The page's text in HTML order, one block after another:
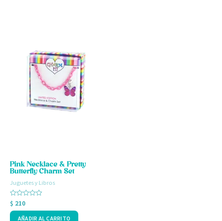
Pink Necklace & Pretty
Butterfly Charm Set
Juguetes y Libros
Valorado
con
0
$ 210
AÑADIR AL CARRITO